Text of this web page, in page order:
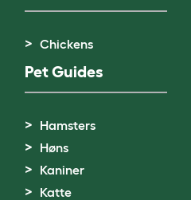
Chickens
Pet Guides
Hamsters
Høns
Kaniner
Katte